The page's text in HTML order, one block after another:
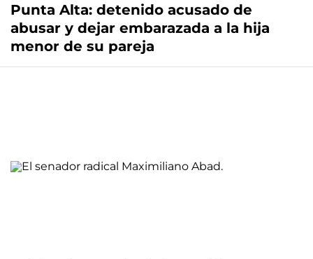
Punta Alta: detenido acusado de
abusar y dejar embarazada a la hija
menor de su pareja